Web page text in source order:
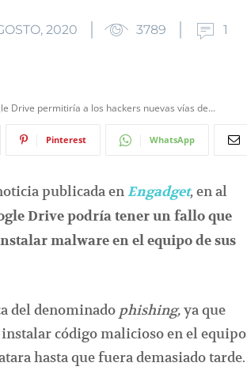
2020 3789 1
Drive permitiría a los hackers nuevas vías de...
Pinterest WhatsApp
publicada enEngadget, en al
Drive podría tener un fallo que
malware en el equipo de sus
del denominado phishing,ya que
código malicioso en el equipo
hasta que fuera demasiado tarde.